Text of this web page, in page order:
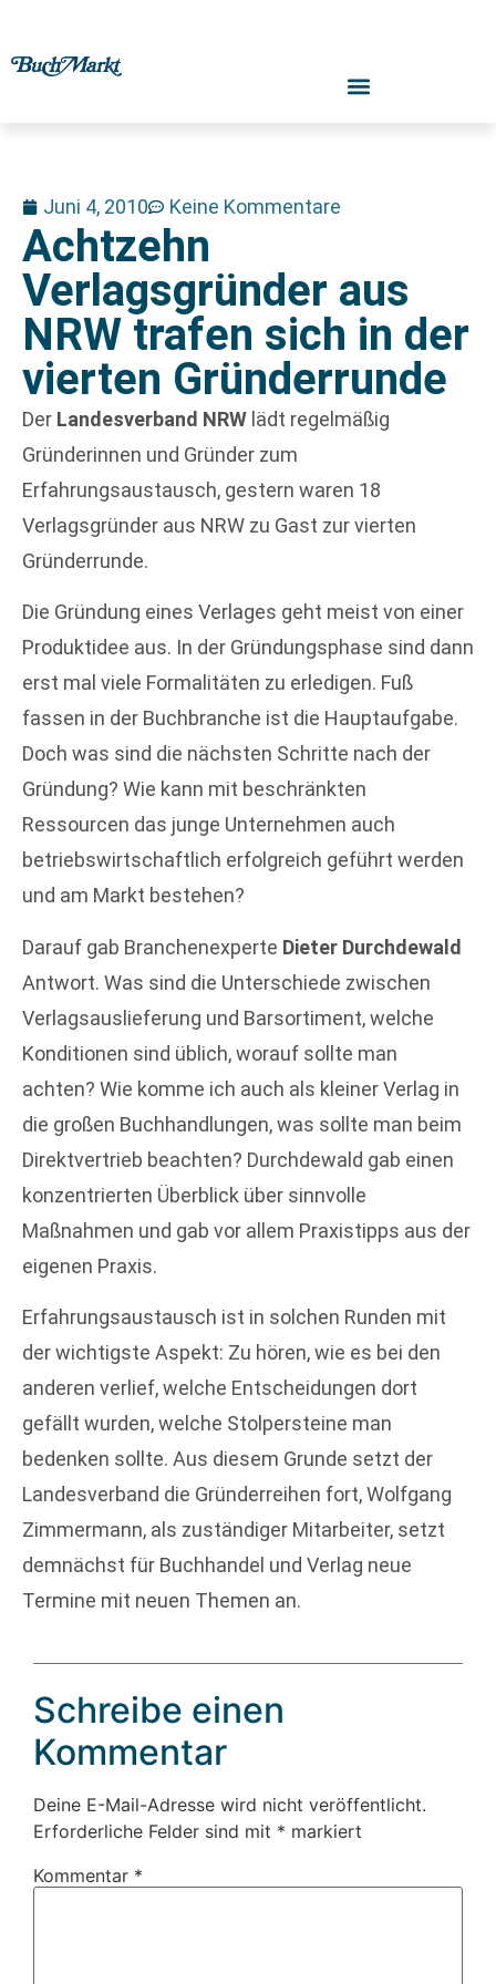
Juni 4, 2010 Keine Kommentare
Achtzehn
Verlagsgründer aus
NRW trafen sich in der
vierten Gründerrunde
Der Landesverband NRW lädt regelmäßig
Gründerinnen und Gründer zum
Erfahrungsaustausch, gestern waren 18
Verlagsgründer aus NRW zu Gast zur vierten
Gründerrunde.
Die Gründung eines Verlages geht meist von einer
Produktidee aus. In der Gründungsphase sind dann
erst mal viele Formalitäten zu erledigen. Fuß
fassen in der Buchbranche ist die Hauptaufgabe.
Doch was sind die nächsten Schritte nach der
Gründung? Wie kann mit beschränkten
Ressourcen das junge Unternehmen auch
betriebswirtschaftlich erfolgreich geführt werden
und am Markt bestehen?
Darauf gab Branchenexperte Dieter Durchdewald
Antwort. Was sind die Unterschiede zwischen
Verlagsauslieferung und Barsortiment, welche
Konditionen sind üblich, worauf sollte man
achten? Wie komme ich auch als kleiner Verlag in
die großen Buchhandlungen, was sollte man beim
Direktvertrieb beachten? Durchdewald gab einen
konzentrierten Überblick über sinnvolle
Maßnahmen und gab vor allem Praxistipps aus der
eigenen Praxis.
Erfahrungsaustausch ist in solchen Runden mit
der wichtigste Aspekt: Zu hören, wie es bei den
anderen verlief, welche Entscheidungen dort
gefällt wurden, welche Stolpersteine man
bedenken sollte. Aus diesem Grunde setzt der
Landesverband die Gründerreihen fort, Wolfgang
Zimmermann, als zuständiger Mitarbeiter, setzt
demnächst für Buchhandel und Verlag neue
Termine mit neuen Themen an.
Schreibe einen
Kommentar
Deine E-Mail-Adresse wird nicht veröffentlicht.
Erforderliche Felder sind mit * markiert
Kommentar *